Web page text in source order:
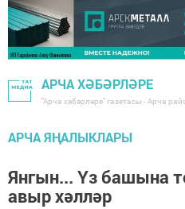
АРЧА ХӘБӘРЛӘРЕ
"Арча хәбәрләре" газетасы - Арча
АРЧА ЯҢАЛЫКЛАРЫ
Янгын... Үз башына
авыр хәлләр